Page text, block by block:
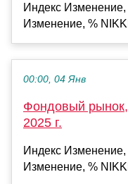
Индекс
Изменение, %
00:00, 04 Янв
Фондовый
2025 г.
Индекс
Изменение, %